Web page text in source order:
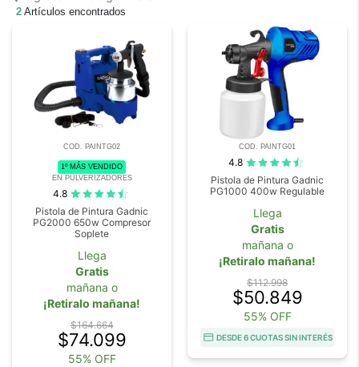
2 Artículos encontrados
COD. PAINTG02
1º MÁS VENDIDO
EN PULVERIZADORES
4.8
Pistola de Pintura Gadnic
PG2000 650w Compresor
Soplete
Llega
Gratis
mañana o
¡Retiralo mañana!
$164.664
$74.099
55% OFF
COD. PAINTG01
4.8
Pistola de Pintura Gadnic
PG1000 400w Regulable
Llega
Gratis
mañana o
¡Retiralo mañana!
$112.998
$50.849
55% OFF
DESDE 6 CUOTAS SIN INTERÉS